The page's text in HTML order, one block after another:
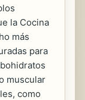
la Cocina
más
para
muscular
como